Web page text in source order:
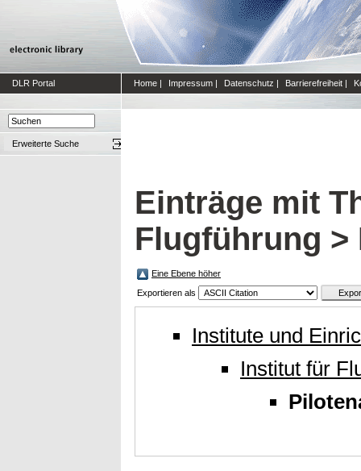
DLR Portal Home | Impressum | Datenschutz | Barrierefreiheit |
Erweiterte Suche
Einträge mit
Flugführung
Eine Ebene höher
Exportieren als
Institute und
Institut für